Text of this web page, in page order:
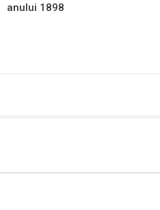
anului 1898